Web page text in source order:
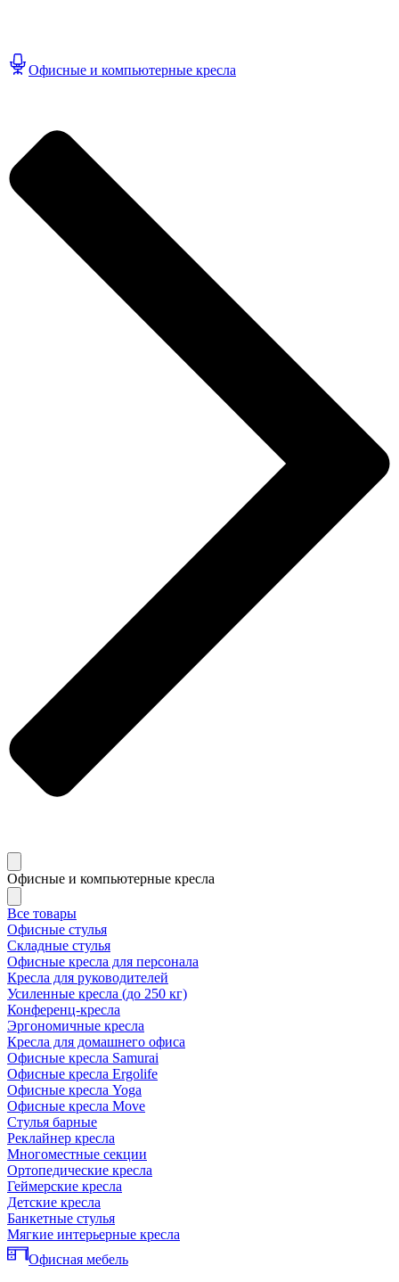
Офисные и компьютерные кресла
Офисные и компьютерные кресла
Все товары
Офисные стулья
Складные стулья
Офисные кресла для персонала
Кресла для руководителей
Усиленные кресла (до 250 кг)
Конференц-кресла
Эргономичные кресла
Кресла для домашнего офиса
Офисные кресла Samurai
Офисные кресла Ergolife
Офисные кресла Yoga
Офисные кресла Move
Стулья барные
Реклайнер кресла
Многоместные секции
Ортопедические кресла
Геймерские кресла
Детские кресла
Банкетные стулья
Мягкие интерьерные кресла
Офисная мебель